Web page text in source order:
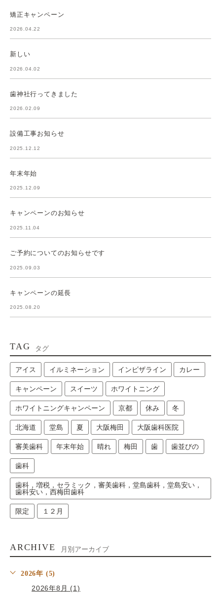
矯正キャンペーン
2026.04.22
新しい
2026.04.02
歯神社行ってきました
2026.02.09
設備工事お知らせ
2025.12.12
年末年始
2025.12.09
キャンペーンのお知らせ
2025.11.04
ご予約についてのお知らせです
2025.09.03
キャンペーンの延長
2025.08.20
TAG タグ
アイス イルミネーション インビザライン カレー
キャンペーン スイーツ ホワイトニング
ホワイトニングキャンペーン 京都 休み 冬
北海道 堂島 夏 大阪梅田 大阪歯科医院
審美歯科 年末年始 晴れ 梅田 歯 歯並びの
歯科
歯科，増税，セラミック，審美歯科，堂島歯科，堂島安い，
歯科安い，西梅田歯科
限定 １２月
ARCHIVE 月別アーカイブ
2026年 (5)
2026年8月 (1)